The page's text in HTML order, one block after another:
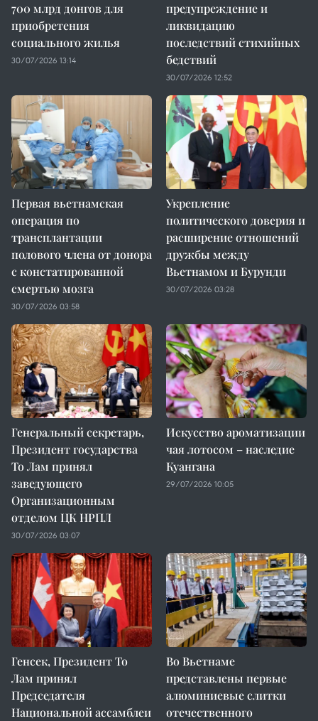
700 млрд донгов для
приобретения
социального жилья
30/07/2026 13:14
предупреждение и
ликвидацию
последствий стихийных
бедствий
30/07/2026 12:52
Первая вьетнамская
операция по
трансплантации
полового члена от донора
с констатированной
смертью мозга
30/07/2026 03:58
Укрепление
политического доверия и
расширение отношений
дружбы между
Вьетнамом и Бурунди
30/07/2026 03:28
Генеральный секретарь,
Президент государства
То Лам принял
заведующего
Организационным
отделом ЦК НРПЛ
30/07/2026 03:07
Искусство ароматизации
чая лотосом – наследие
Куангана
29/07/2026 10:05
Генсек, Президент То
Лам принял
Председателя
Национальной ассамблеи
Во Вьетнаме
представлены первые
алюминиевые слитки
отечественного